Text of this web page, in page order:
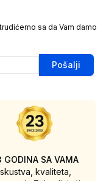
sa da Vam damo
Pošalji
GODINA SA VAMA
kvaliteta,